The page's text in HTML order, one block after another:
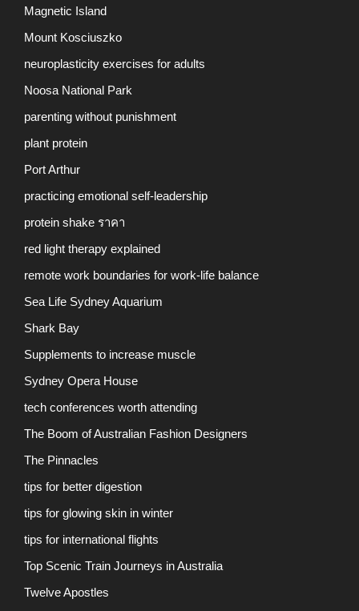
Magnetic Island
Mount Kosciuszko
neuroplasticity exercises for adults
Noosa National Park
parenting without punishment
plant protein
Port Arthur
practicing emotional self-leadership
protein shake ราคา
red light therapy explained
remote work boundaries for work-life balance
Sea Life Sydney Aquarium
Shark Bay
Supplements to increase muscle
Sydney Opera House
tech conferences worth attending
The Boom of Australian Fashion Designers
The Pinnacles
tips for better digestion
tips for glowing skin in winter
tips for international flights
Top Scenic Train Journeys in Australia
Twelve Apostles